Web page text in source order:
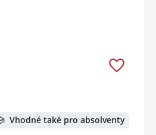
Vhodné také pro absolventy